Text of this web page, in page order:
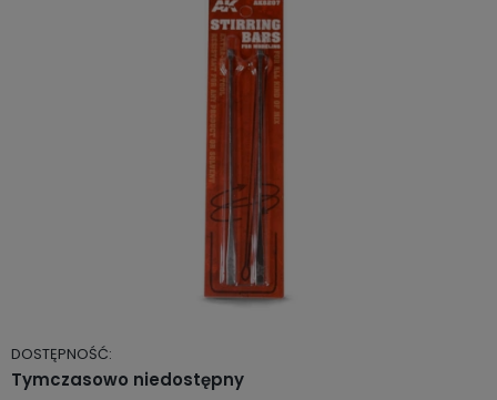
DOSTĘPNOŚĆ:
Tymczasowo niedostępny